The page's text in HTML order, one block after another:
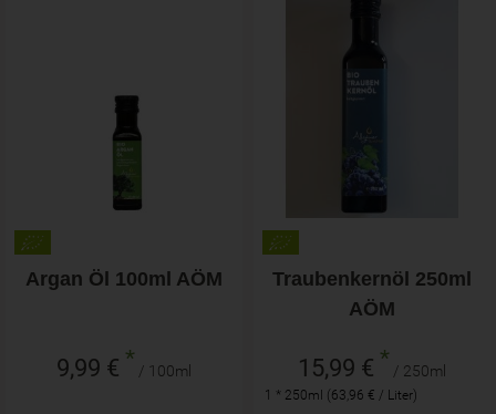
Argan Öl 100ml AÖM
9,99 € * / 100ml
Traubenkernöl 250ml
AÖM
15,99 € * / 250ml
1 * 250ml (63,96 € / Liter)